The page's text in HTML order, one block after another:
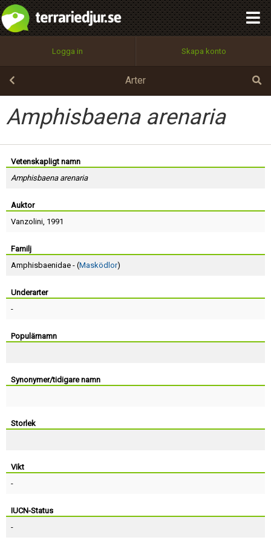
Logga in Skapa konto
Arter
Amphisbaena arenaria
Vetenskapligt namn
Amphisbaena arenaria
Auktor
Vanzolini, 1991
Familj
Amphisbaenidae - (Masködlor)
Underarter
-
Populärnamn
Synonymer/tidigare namn
Storlek
Vikt
-
IUCN-Status
-
Utför
100%
OK
integritetspolicy
Namn:
Epost:
Användarnamn:
Lösenord:
Terms of Service
Skapa konto
Begär nytt lösenord
Tillbaka till förstasidan